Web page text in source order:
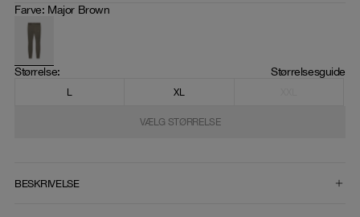
Farve: Major Brown
Størrelse: Størrelsesguide
L XL
VÆLG STØRRELSE
BESKRIVELSE